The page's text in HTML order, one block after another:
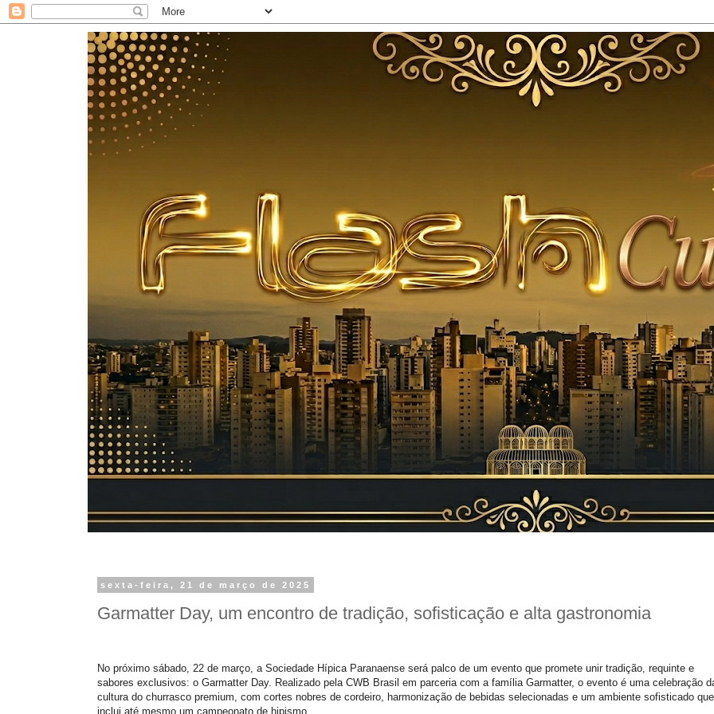
sexta-feira, 21 de março de 2025
Garmatter Day, um encontro de tradição, sofisticação e alta gastronomia
No próximo sábado, 22 de março, a Sociedade Hípica Paranaense será palco de um evento que promete unir tradição, requinte e
sabores exclusivos: o Garmatter Day. Realizado pela CWB Brasil em parceria com a família Garmatter, o evento é uma celebração
cultura do churrasco premium, com cortes nobres de cordeiro, harmonização de bebidas selecionadas e um ambiente sofisticado que
inclui até mesmo um campeonato de hipismo.